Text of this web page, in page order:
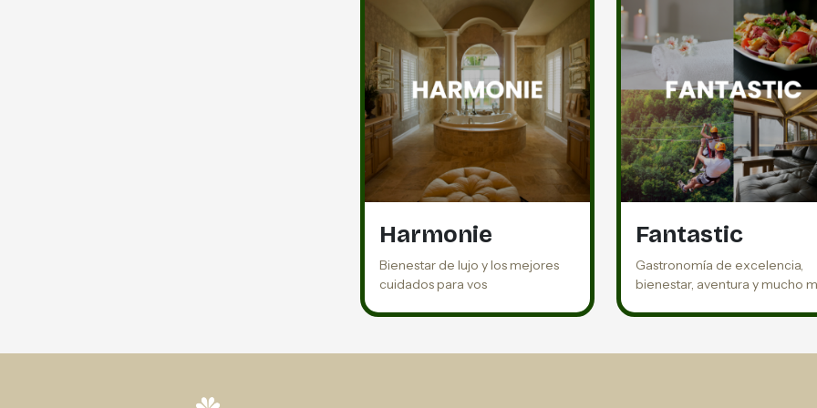
Harmonie
Bienestar de lujo y los mejores
cuidados para vos
Fantastic
Gastronomía de excelencia,
bienestar, aventura y mucho